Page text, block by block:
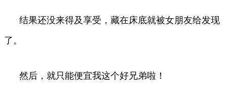
结果还没来得及享受，藏在床底就被女朋友给发现
了。
然后，就只能便宜我这个好兄弟啦！